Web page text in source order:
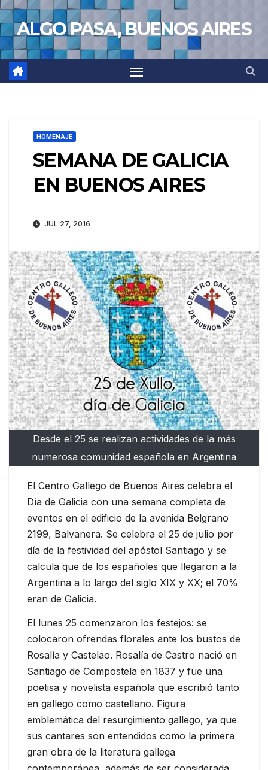
Saltar
al
contenido
ALGO PASA, BUENOS AIRES
HOMENAJE
SEMANA DE GALICIA
EN BUENOS AIRES
JUL 27, 2016
Desde el 25 se realizan actividades de la más
numerosa comunidad española en Argentina
El Centro Gallego de Buenos Aires celebra el
Día de Galicia con una semana completa de
eventos en el edificio de la avenida Belgrano
2199, Balvanera. Se celebra el 25 de julio por
día de la festividad del apóstol Santiago y se
calcula que de los españoles que llegaron a la
Argentina a lo largo del siglo XIX y XX; el 70%
eran de Galicia.
El lunes 25 comenzaron los festejos: se
colocaron ofrendas florales ante los bustos de
Rosalía y Castelao. Rosalía de Castro nació en
Santiago de Compostela en 1837 y fue una
poetisa y novelista española que escribió tanto
en gallego como castellano. Figura
emblemática del resurgimiento gallego, ya que
sus cantares son entendidos como la primera
gran obra de la literatura gallega